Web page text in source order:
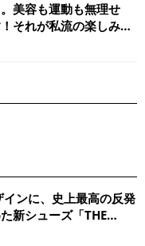
美容も運動も無理せ
それが私流の楽しみ方
インに、史上最高の反発
新シューズ「THE